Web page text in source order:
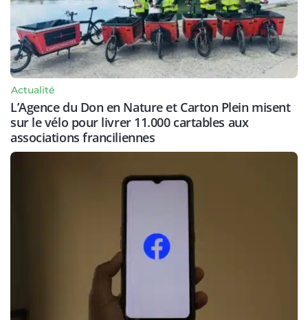
Actualité
L’Agence du Don en Nature et Carton Plein misent
sur le vélo pour livrer 11.000 cartables aux
associations franciliennes